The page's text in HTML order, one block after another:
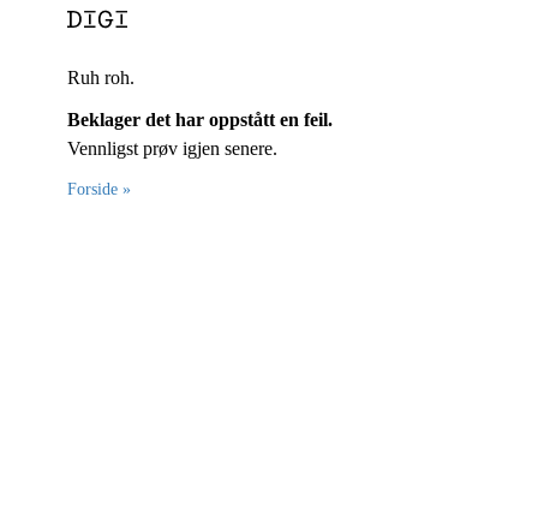
Ruh roh.
Beklager det har oppstått en feil.
Vennligst prøv igjen senere.
Forside »